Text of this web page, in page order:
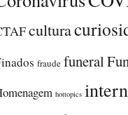
cultura
fraude funeral
hottopics